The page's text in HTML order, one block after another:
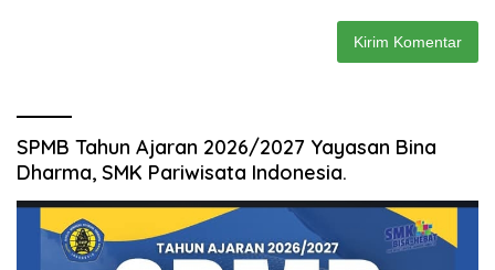
SPMB Tahun Ajaran 2026/2027 Yayasan Bina
Dharma, SMK Pariwisata Indonesia.